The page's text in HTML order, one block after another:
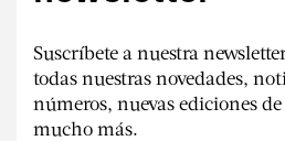
Suscríbete a nuestra
todas nuestras novedades,
números, nuevas ediciones
mucho más.
VÍDEOS